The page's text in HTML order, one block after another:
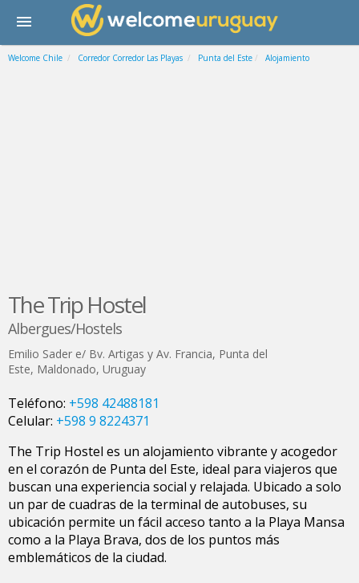
Welcome Chile Corredor Corredor Las Playas Punta del Este Alojamiento
The Trip Hostel
Albergues/Hostels
Emilio Sader e/ Bv. Artigas y Av. Francia, Punta del
Este, Maldonado, Uruguay
Teléfono: +598 42488181
Celular: +598 9 8224371
The Trip Hostel es un alojamiento vibrante y acogedor
en el corazón de Punta del Este, ideal para viajeros que
buscan una experiencia social y relajada. Ubicado a solo
un par de cuadras de la terminal de autobuses, su
ubicación permite un fácil acceso tanto a la Playa Mansa
como a la Playa Brava, dos de los puntos más
emblemáticos de la ciudad.